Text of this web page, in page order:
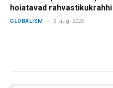
hoiatavad
GLOBALISM 6. aug. 2026